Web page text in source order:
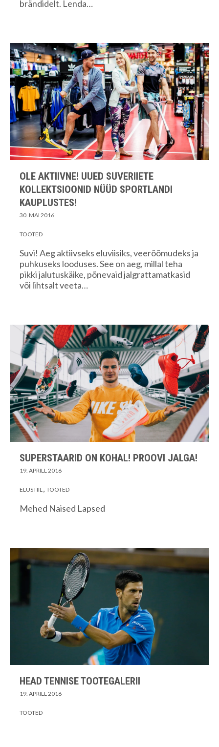
brändidelt. Lenda…
OLE AKTIIVNE! UUED SUVERIIETE
KOLLEKTSIOONID NÜÜD SPORTLANDI
KAUPLUSTES!
30. MAI 2016
TOOTED
Suvi! Aeg aktiivseks eluviisiks, veerõõmudeks ja
puhkuseks looduses. See on aeg, millal teha
pikki jalutuskäike, põnevaid jalgrattamatkasid
või lihtsalt veeta…
SUPERSTAARID ON KOHAL! PROOVI JALGA!
19. APRILL 2016
ELUSTIIL TOOTED
Mehed Naised Lapsed
HEAD TENNISE TOOTEGALERII
19. APRILL 2016
TOOTED